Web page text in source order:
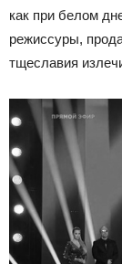
как при белом
режиссуры,
тщеславия